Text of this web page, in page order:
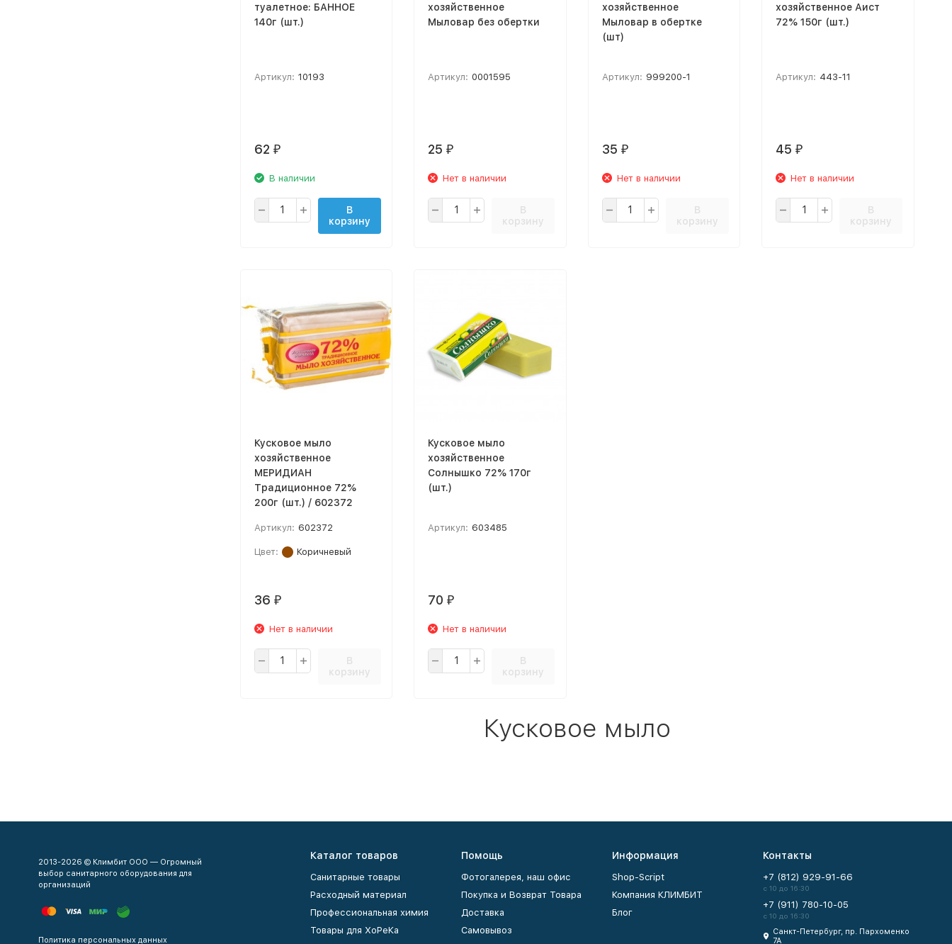
туалетное: БАННОЕ
140г (шт.)
Артикул: 10193
62 ₽
В наличии
В
корзину
хозяйственное
Мыловар без обертки
Артикул: 0001595
25 ₽
Нет в наличии
В
корзину
хозяйственное
Мыловар в обертке
(шт)
Артикул: 999200-1
35 ₽
Нет в наличии
В
корзину
хозяйственное Аист
72% 150г (шт.)
Артикул: 443-11
45 ₽
Нет в наличии
В
корзину
Кусковое мыло
хозяйственное
МЕРИДИАН
Традиционное 72%
200г (шт.) / 602372
Артикул: 602372
Цвет: Коричневый
36 ₽
Нет в наличии
В
корзину
Кусковое мыло
хозяйственное
Солнышко 72% 170г
(шт.)
Артикул: 603485
70 ₽
Нет в наличии
В
корзину
Кусковое мыло
2013-2026 © Климбит ООО — Огромный
выбор санитарного оборудования для
организаций
Политика персональных данных
Каталог товаров
Санитарные товары
Расходный материал
Профессиональная химия
Товары для ХоРеКа
Помощь
Фотогалерея, наш офис
Покупка и Возврат Товара
Доставка
Самовывоз
Информация
Shop-Script
Компания КЛИМБИТ
Блог
Контакты
+7 (812) 929-91-66
с 10 до 16:30
+7 (911) 780-10-05
с 10 до 16:30
Санкт-Петербург, пр. Пархоменко
7А